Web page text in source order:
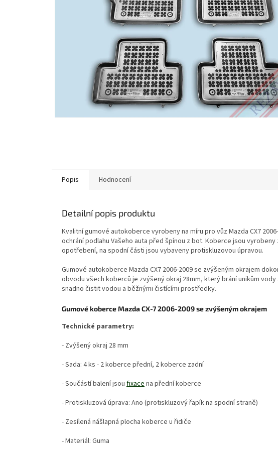
Popis Hodnocení
Detailní popis produktu
Kvalitní gumové autokoberce vyrobeny na míru pro vůz Mazda CX7
ochrání podlahu Vašeho auta před špínou z bot. Koberce jsou
opotřebení, na spodní části jsou vybaveny protiskluzovou úpravou.
Gumové autokoberce Mazda CX7 2006-2009 se zvýšeným okrajem
obvodu všech koberců je zvýšený okraj 28mm, který brání unikům
snadno čistit vodou a běžnými čistícími prostředky.
Gumové koberce Mazda CX-7 2006-2009 se zvýšeným okrajem
Technické parametry:
- Zvýšený okraj 28 mm
- Sada: 4 ks - 2 koberce přední, 2 koberce zadní
- Součástí balení jsou fixacena přední koberce
- Protiskluzová úprava: Ano (protiskluzový řapík na spodní straně)
- Zesílená nášlapná plocha koberce u řidiče
- Materiál: Guma